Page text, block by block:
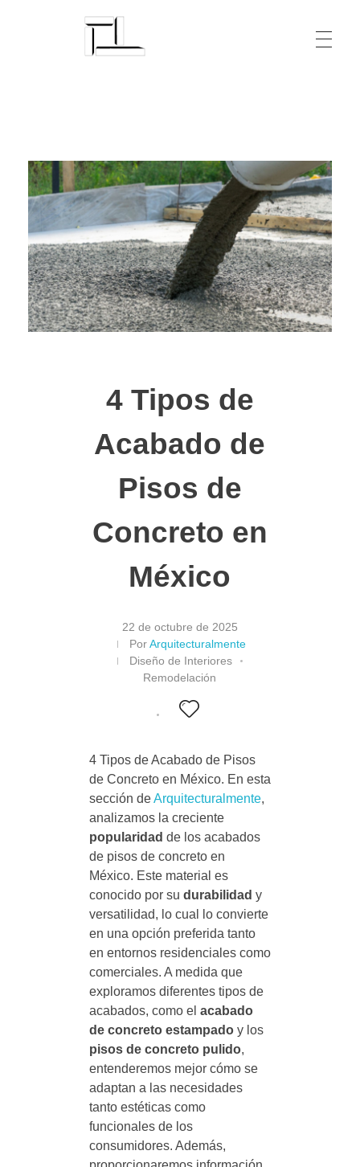
4 Tipos de
Acabado de
Pisos de
Concreto en
México
22 de octubre de 2025
Por Arquitecturalmente
Diseño de Interiores
Remodelación
4 Tipos de Acabado de Pisos
de Concreto en México. En esta
sección deArquitecturalmente,
analizamos la creciente
popularidad de los acabados
de pisos de concreto en
México. Este material es
conocido por su durabilidad y
versatilidad, lo cual lo convierte
en una opción preferida tanto
en entornos residenciales como
comerciales. A medida que
exploramos diferentes tipos de
acabados, como el acabado
de concreto estampadoy los
pisos de concreto pulido,
entenderemos mejor cómo se
adaptan a las necesidades
tanto estéticas como
funcionales de los
consumidores. Además,